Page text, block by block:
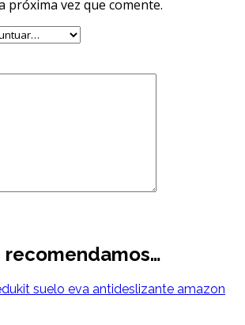
próxima vez que comente.
recomendamos…